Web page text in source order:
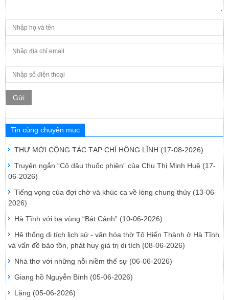
Gửi
Tin cùng chuyên mục
THƯ MỜI CỘNG TÁC TẠP CHÍ HỒNG LĨNH (17-08-2026)
Truyện ngắn “Cô dâu thuốc phiện” của Chu Thị Minh Huệ (17-
06-2026)
Tiếng vọng của đợi chờ và khúc ca về lòng chung thủy (13-06-
2026)
Hà Tĩnh với ba vùng “Bát Cảnh” (10-06-2026)
Hệ thống di tích lịch sử - văn hóa thờ Tô Hiến Thành ở Hà Tĩnh
và vấn đề bảo tồn, phát huy giá trị di tích (08-06-2026)
Nhà thơ với những nỗi niềm thế sự (06-06-2026)
Giang hồ Nguyễn Bính (05-06-2026)
Lặng (05-06-2026)